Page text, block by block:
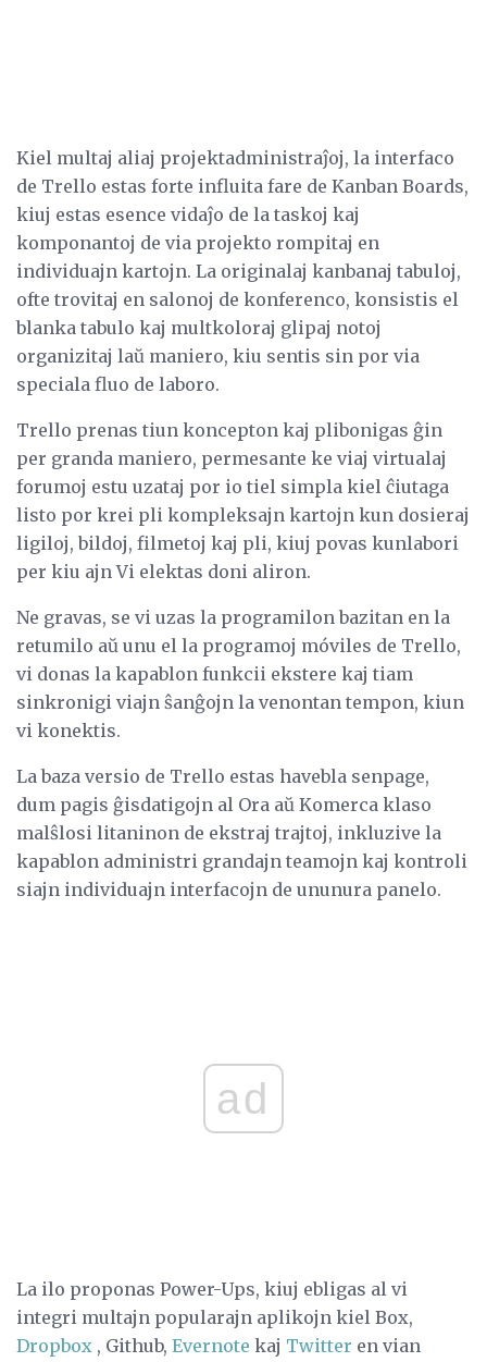
Kiel multaj aliaj projektadministraĵoj, la interfaco
de Trello estas forte influita fare de Kanban Boards,
kiuj estas esence vidaĵo de la taskoj kaj
komponantoj de via projekto rompitaj en
individuajn kartojn. La originalaj kanbanaj tabuloj,
ofte trovitaj en salonoj de konferenco, konsistis el
blanka tabulo kaj multkoloraj glipaj notoj
organizitaj laŭ maniero, kiu sentis sin por via
speciala fluo de laboro.
Trello prenas tiun koncepton kaj plibonigas ĝin
per granda maniero, permesante ke viaj virtualaj
forumoj estu uzataj por io tiel simpla kiel ĉiutaga
listo por krei pli kompleksajn kartojn kun dosieraj
ligiloj, bildoj, filmetoj kaj pli, kiuj povas kunlabori
per kiu ajn Vi elektas doni aliron.
Ne gravas, se vi uzas la programilon bazitan en la
retumilo aŭ unu el la programoj móviles de Trello,
vi donas la kapablon funkcii ekstere kaj tiam
sinkronigi viajn ŝanĝojn la venontan tempon, kiun
vi konektis.
La baza versio de Trello estas havebla senpage,
dum pagis ĝisdatigojn al Ora aŭ Komerca klaso
malŝlosi litaninon de ekstraj trajtoj, inkluzive la
kapablon administri grandajn teamojn kaj kontroli
siajn individuajn interfacojn de ununura panelo.
ad
La ilo proponas Power-Ups, kiuj ebligas al vi
integri multajn popularajn aplikojn kiel Box,
Dropbox , Github, Evernote kaj Twitter en vian